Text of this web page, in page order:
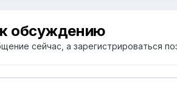
обсуждению
сейчас, а зарегистрироваться